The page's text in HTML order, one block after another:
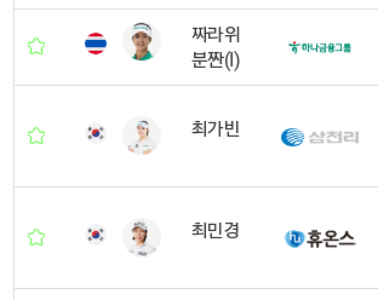
짜라위
분짠(I)
최가빈
최민경